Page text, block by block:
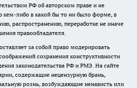
РФ об авторском праве и не
кем-либо в какой бы то ни было форме, в
распространению, переработке не иначе
правообладателя.
за собой право модерировать
сохранения конструктивности
законодательства РФ и РМЭ. На сайте
содержащие нецензурную брань,
рознь, возбуждающие ненависть или